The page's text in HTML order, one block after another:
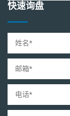
快速询盘